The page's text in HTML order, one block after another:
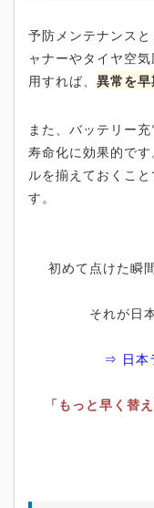
予防メンテナンス
ャナーやタイヤ空
用すれば、 異常を
また、バッテリー
寿命化に効果的で
ルを揃えておくこ
す。
初めて点けた瞬間
それが日
⇒ 日本
「もっと早く替